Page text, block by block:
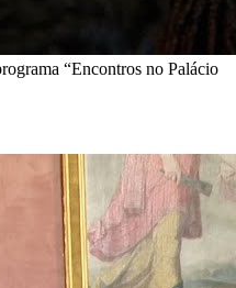
“Encontros no Palácio